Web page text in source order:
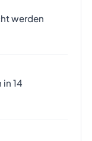
werden
14